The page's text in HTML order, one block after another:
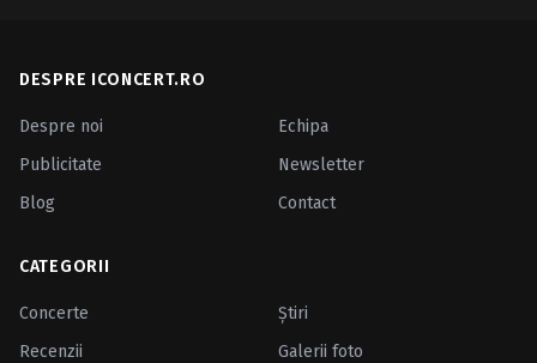
DESPRE ICONCERT.RO
Despre noi
Echipa
Publicitate
Newsletter
Blog
Contact
CATEGORII
Concerte
Ştiri
Recenzii
Galerii foto